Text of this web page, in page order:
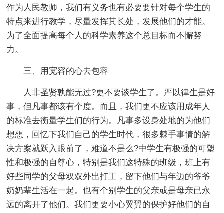
作为人民教师，我们有义务也有必要要针对每个学生的
特点来进行教学，尽量发挥其长处，发展他们的才能。
为了全面提高每个人的科学素养这个总目标而不懈努
力。
三、用宽容的心去包容
人非圣贤孰能无过?更不要谈学生了。严以律生是好
事，但凡事都该有个度。而且，我们更不应该用成年人
的标准去衡量学生们的行为。凡事多设身处地的为他们
想想，回忆下我们自己的学生时代，很多棘手事情的解
决方案就跃入眼前了，难道不是么?中学生有极强的可塑
性和极强的自尊心，特别是我们这特殊的班级，班上有
好些同学的父母双双外出打工，留下他们与年迈的爷爷
奶奶辈生活在一起。也有个别学生的父亲或是母亲已永
远的离开了他们。我们更要小心翼翼的保护好他们的自